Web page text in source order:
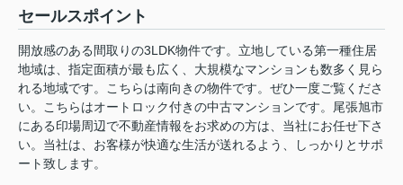
セールスポイント
開放感のある間取りの3LDK物件です。立地している第一種住居
地域は、指定面積が最も広く、大規模なマンションも数多く見ら
れる地域です。こちらは南向きの物件です。ぜひ一度ご覧くださ
い。こちらはオートロック付きの中古マンションです。尾張旭市
にある印場周辺で不動産情報をお求めの方は、当社にお任せ下さ
い。当社は、お客様が快適な生活が送れるよう、しっかりとサポ
ート致します。